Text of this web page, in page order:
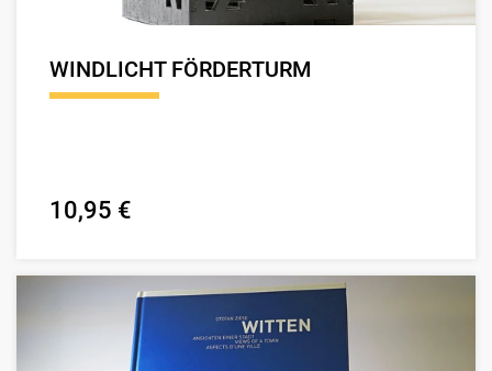
WINDLICHT FÖRDERTURM
10,95 €